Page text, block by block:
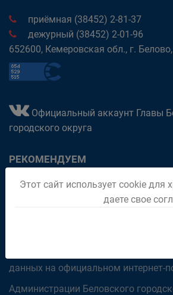
приёмная (38452) 2-81-37
дежурный (38452) 2-01-96
652600, Кемеровская обл., г.
Официальный аккаунт Главы
городского округа
РЕКОМЕНДУЕМ
Обращения граждан
данных на официальном интернет-
Администрации Беловского
Этот сайт использует cookie
даете свое